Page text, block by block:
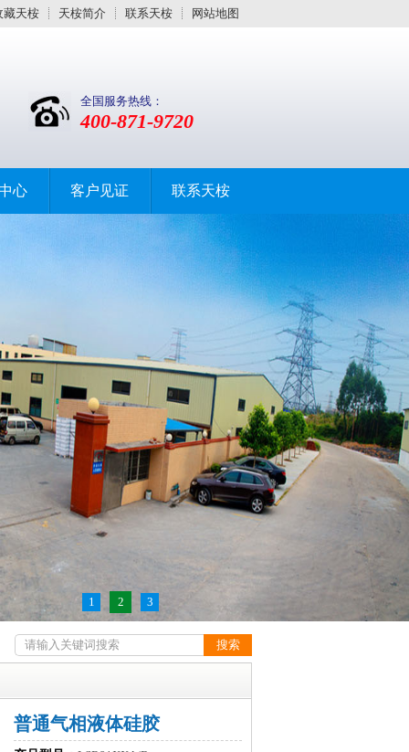
藏天桉 天桉简介 联系天桉 网站地图
全国服务热线：
400-871-9720
心 客户见证 联系天桉
1 2 3
普通气相液体硅胶